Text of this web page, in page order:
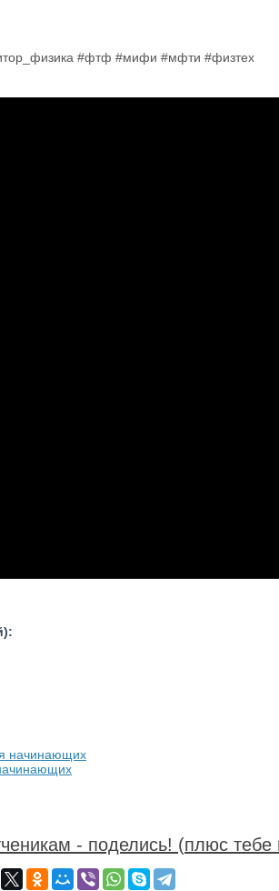
#фтф #мифи #мфти #физтех
- поделись! (плюс тебе